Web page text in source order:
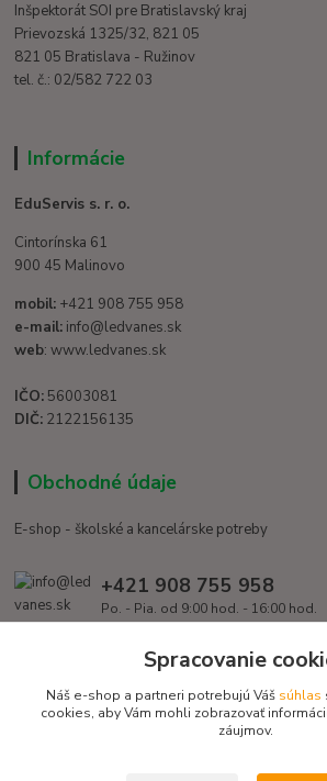
Inšpektorát SOI pre Bratislavský kraj
Prievozská 1325/32, 821 05
821 05 Bratislava - Ružinov
tel. č.: 02/582 722 03
Informácie
EduServis s. r. o.
Cintorínska 61
900 45 Malinovo
mobil: +421 908 755 958
e-mail: info@ledvanes.sk
web: www.ledvanes.sk
IČO: 56003081
DIČ: 2122156135
Obchodné údaje
E-shop - školské a kancelárske potreby
+421 908 755 958
Po. - Pia. od 9:00 hod. - 16:00 hod.
info@ledvanes.skSpracovanie
Náš e-shop a partneri potrebujú Váš súhlas
cookies, aby Vám mohli zobrazovať
záujmov.